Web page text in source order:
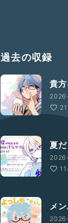
過去の収録
貴
夏
メ